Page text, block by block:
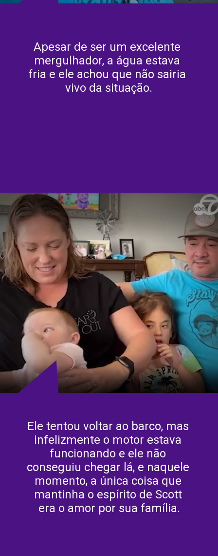
Apesar de ser um excelente
mergulhador, a água estava
fria e ele achou que não sairia
vivo da situação.
Ele tentou voltar ao barco, mas
infelizmente o motor estava
funcionando e ele não
conseguiu chegar lá, e naquele
momento, a única coisa que
mantinha o espírito de Scott
era o amor por sua família.